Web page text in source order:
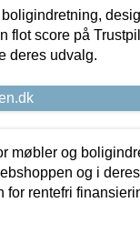
flot score på
deres udvalg.
møbler og
og i
rentefri